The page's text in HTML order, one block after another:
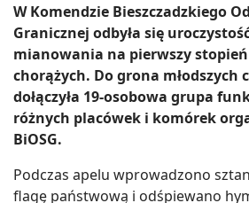
W Komendzie Bieszczadzkiego
Granicznej odbyła się
mianowania na pierwszy
chorążych. Do grona młodszych
dołączyła 19-osobowa grupa
różnych placówek i komórek
BiOSG.
Podczas apelu wprowadzono
flagę państwową i odśpiewano